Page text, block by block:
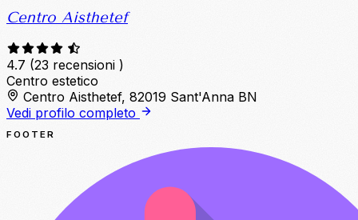
Centro Aisthetef
4.7 (23 recensioni )
Centro estetico
Centro Aisthetef, 82019 Sant'Anna BN
Vedi profilo completo
FOOTER